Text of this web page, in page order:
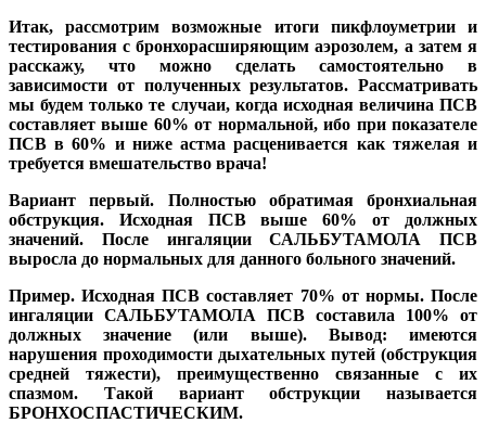
Итак, рассмотрим возможные итоги пикфлоуметрии и
тестирования с бронхорасширяющим аэрозолем, а затем я
расскажу, что можно сделать самостоятельно в
зависимости от полученных результатов. Рассматривать
мы будем только те случаи, когда исходная величина ПСВ
составляет выше 60% от нормальной, ибо при показателе
ПСВ в 60% и ниже астма расценивается как тяжелая и
требуется вмешательство врача!
Вариант первый. Полностью обратимая бронхиальная
обструкция. Исходная ПСВ выше 60% от должных
значений. После ингаляции САЛЬБУТАМОЛА ПСВ
выросла до нормальных для данного больного значений.
Пример. Исходная ПСВ составляет 70% от нормы. После
ингаляции САЛЬБУТАМОЛА ПСВ составила 100% от
должных значение (или выше). Вывод: имеются
нарушения проходимости дыхательных путей (обструкция
средней тяжести), преимущественно связанные с их
спазмом. Такой вариант обструкции называется
БРОНХОСПАСТИЧЕСКИМ.